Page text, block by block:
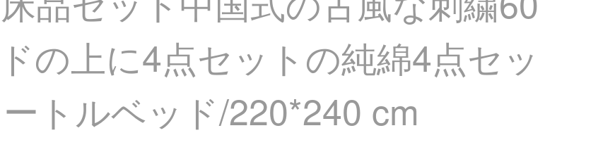
の上に4点セットの純綿4点セッ
トルベッド/220*240 cm